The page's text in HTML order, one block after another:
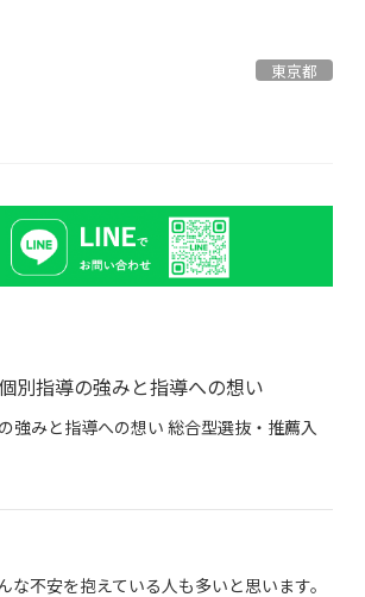
東京都
別指導の強みと指導への想い
強みと指導への想い 総合型選抜・推薦入
不安を抱えている人も多いと思います。